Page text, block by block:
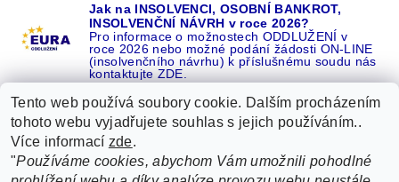
Jak na INSOLVENCI, OSOBNÍ BANKROT,
INSOLVENČNÍ NÁVRH v roce 2026?
Pro informace o možnostech ODDLUŽENÍ v
roce 2026 nebo možné podání žádosti ON-LINE
(insolvenčního návrhu) k příslušnému soudu nás
kontaktujte ZDE.
Recenze o NÁS na GOOGLE 16 let REFERENCÍ v celé ČR |
Recenze o NÁS na SEZNAMU |
Tento web používá soubory cookie. Dalším procházením
tohoto webu vyjadřujete souhlas s jejich používáním..
Více informací zde.
"Používáme cookies, abychom Vám umožnili pohodlné